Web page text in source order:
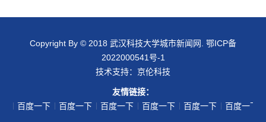
Copyright By © 2018 武汉科技大学城市新闻网. 鄂ICP备
2022000541号-1
技术支持： 京伦科技
友情链接：
百度一下 百度一下 百度一下 百度一下 百度一下 百度一下